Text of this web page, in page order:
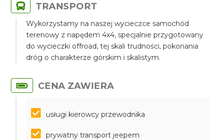
TRANSPORT
Wykorzystamy na naszej wycieczce samochód
terenowy z napędem 4x4, specjalnie przygotowany
do wycieczki offroad, tej skali trudności, pokonania
dróg o charakterze górskim i skalistym.
CENA ZAWIERA
usługi kierowcy przewodnika
prywatny transport jeepem